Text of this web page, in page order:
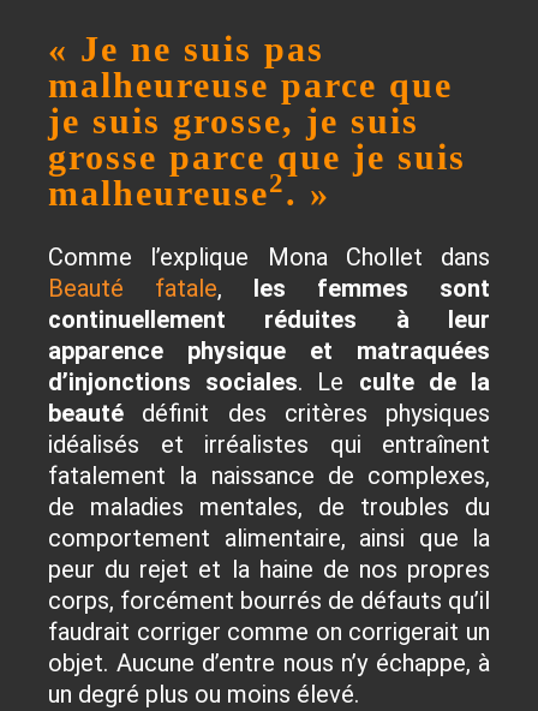
« Je ne suis pas
malheureuse parce que
je suis grosse, je suis
grosse parce que je suis
malheureuse2. »
Comme l’explique Mona Chollet dans
Beauté fatale, les femmes sont
continuellement réduites à leur
apparence physique et matraquées
d’injonctions sociales. Le culte de la
beauté définit des critères physiques
idéalisés et irréalistes qui entraînent
fatalement la naissance de complexes,
de maladies mentales, de troubles du
comportement alimentaire, ainsi que la
peur du rejet et la haine de nos propres
corps, forcément bourrés de défauts qu’il
faudrait corriger comme on corrigerait un
objet. Aucune d’entre nous n’y échappe, à
un degré plus ou moins élevé.